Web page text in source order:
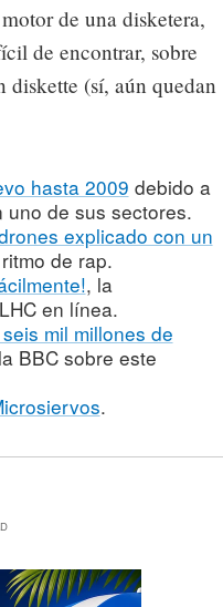
de una disketera,
de encontrar, sobre
(sí, aún quedan
hasta 2009 debido a
de sus sectores.
explicado con un
de rap.
, la
en línea.
mil millones de
BBC sobre este
.